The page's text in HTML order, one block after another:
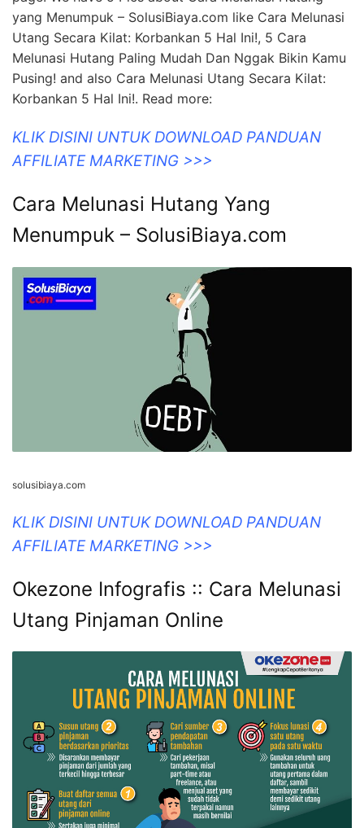
yang Menumpuk – SolusiBiaya.com like Cara Melunasi
Utang Secara Kilat: Korbankan 5 Hal Ini!, 5 Cara
Melunasi Hutang Paling Mudah Dan Nggak Bikin Kamu
Pusing! and also Cara Melunasi Utang Secara Kilat:
Korbankan 5 Hal Ini!. Read more:
KLIK DISINI UNTUK DOWNLOAD PANDUAN
AFFILIATE MARKETING >>>
Cara Melunasi Hutang Yang
Menumpuk – SolusiBiaya.com
solusibiaya.com
KLIK DISINI UNTUK DOWNLOAD PANDUAN
AFFILIATE MARKETING >>>
Okezone Infografis :: Cara Melunasi
Utang Pinjaman Online